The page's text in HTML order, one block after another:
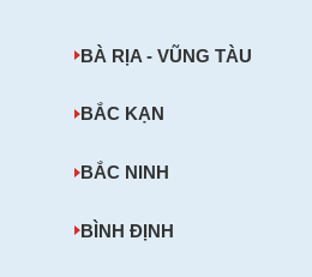
BÀ RỊA - VŨNG TÀU
BẮC KẠN
BẮC NINH
BÌNH ĐỊNH